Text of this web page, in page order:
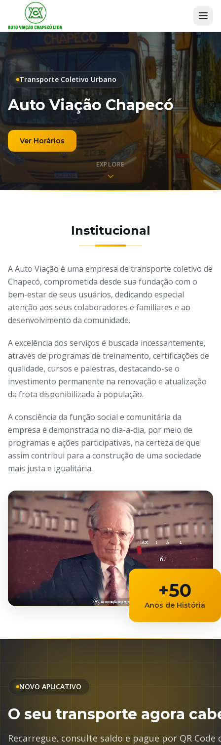
Transporte Coletivo Urbano
Auto Viação Chapecó
Ver Horários
EXPLORE
Institucional
A Auto Viação é uma empresa de transporte coletivo de
Chapecó, comprometida desde sua fundação com o
bem-estar de seus usuários, dedicando especial
atenção aos seus colaboradores e familiares e ao
desenvolvimento da comunidade.
A excelência dos serviços é buscada incessantemente,
através de programas de treinamento, certificações de
qualidade, cursos e palestras, destacando-se o
investimento permanente na renovação e atualização
da frota disponibilizada à população.
A consciência da função social e comunitária da
empresa é demonstrada no dia-a-dia, por meio de
programas e ações participativas, na certeza de que
assim contribui para a construção de uma sociedade
mais justa e igualitária.
+50
Anos de História
NOVO APLICATIVO
O seu transporte agora
Recarregue, consulte saldo e pague por QR